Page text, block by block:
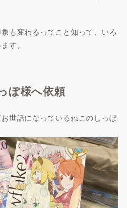
も変わるってこと知って、いろ
す。
ぽ様へ依頼
世話になっているねこのしっぽ